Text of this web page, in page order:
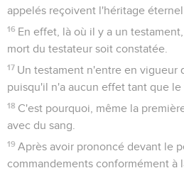
appelés reçoivent l'héritage éternel
16 En effet, là où il y a un
mort du testateur soit constatée.
17 Un testament n'entre en vigueur
puisqu'il n'a aucun effet tant que le
18 C'est pourquoi, même la
avec du sang.
19 Après avoir prononcé devant le
commandements conformément à